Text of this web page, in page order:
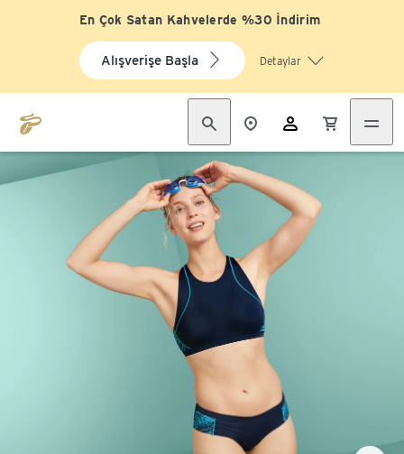
En Çok Satan Kahvelerde %30 İndirim
Alışverişe Başla Detaylar